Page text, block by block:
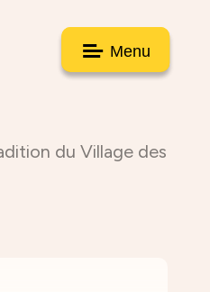
Menu
du Village des